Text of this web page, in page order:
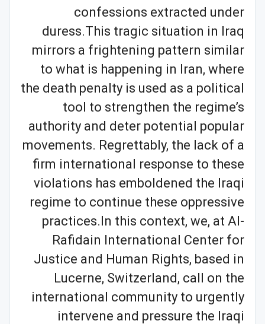
confessions extracted under
duress.This tragic situation in Iraq
mirrors a frightening pattern similar
to what is happening in Iran, where
the death penalty is used as a political
tool to strengthen the regime’s
authority and deter potential popular
movements. Regrettably, the lack of a
firm international response to these
violations has emboldened the Iraqi
regime to continue these oppressive
practices.In this context, we, at Al-
Rafidain International Center for
Justice and Human Rights, based in
Lucerne, Switzerland, call on the
international community to urgently
intervene and pressure the Iraqi